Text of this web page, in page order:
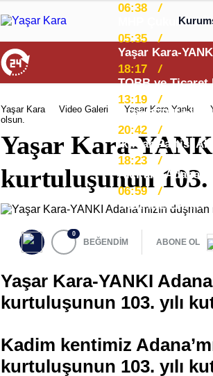
06:38
/
05:35
/
18:17
/
13:19
/
20:42
/
18:23
/
06:59
/
Yaşar Kara Video Galeri Yaşar Kara Yankı
olsun.
Yaşar Kara-
kurtuluşunun 103.
0
BEĞENDİM ABONE OL
Yaşar Kara-YANKI
kurtuluşunun 103. yılı
Kadim kentimiz
kurtuluşunun 103. yılı